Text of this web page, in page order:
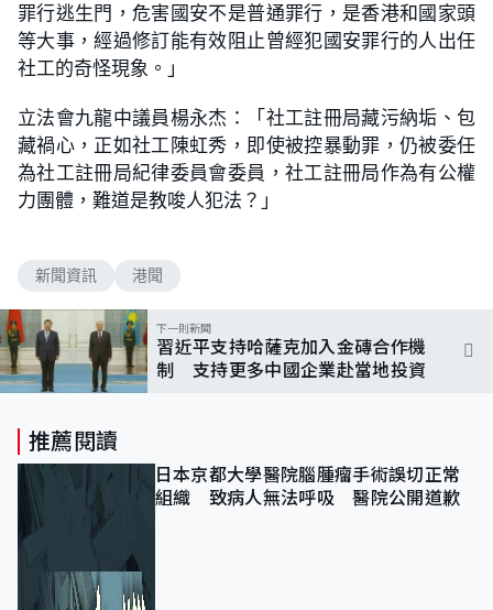
罪行逃生門，危害國安不是普通罪行，是香港和國家頭
等大事，經過修訂能有效阻止曾經犯國安罪行的人出任
社工的奇怪現象。」
立法會九龍中議員楊永杰：「社工註冊局藏污納垢、包
藏禍心，正如社工陳虹秀，即使被控暴動罪，仍被委任
為社工註冊局紀律委員會委員，社工註冊局作為有公權
力團體，難道是教唆人犯法？」
新聞資訊 港聞
下一則新聞
習近平支持哈薩克加入金磚合作機
制 支持更多中國企業赴當地投資
推薦閱讀
日本京都大學醫院腦腫瘤手術誤切正常
組織 致病人無法呼吸 醫院公開道歉